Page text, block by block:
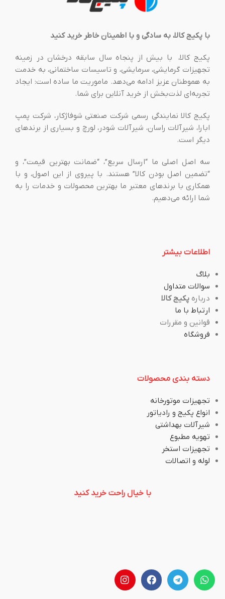
با پکیج کالا، به سادگی و با اطمینان خاطر خرید کنید
پکیج کالا، با بیش از پنجاه سال سابقه درخشان در زمینه
تجهیزات گرمایشی، سرمایشی، و تاسیسات ساختمانی، به خدمت
به هموطنان عزیز ادامه می‌دهد. ماموریت ما ساده است: ایجاد
تجربه‌ای لذت‌بخش از خرید آنلاین برای شما.
پکیج کالا نمایندگی رسمی شرکت صنعتی شوفاژکار، شرکت پمپ
ابارا، شیرآلات راسان، شیرآلات شودر، لورچ و بسیاری از برندهای
دیگر است.
سه اصل اصلی ما “ارسال سریع”، “ضمانت بهترین قیمت”، و
“تضمین اصل بودن کالا” هستند. با پیروی از این اصول، و با
همکاری با برندهای معتبر ما بهترین محصولات و خدمات را به
شما ارائه می‌دهیم.
اطلاعات بیشتر
بلاگ
سوالات متداول
درباره پکیج کالا
ارتباط با ما
قوانین و مقررات
فروشگاه
دسته بندی محصولات
تجهیزات موتورخانه
انواع پکیج و رادیاتور
شیرآلات بهداشتی
تهویه مطبوع
تجهیزات استخر
لوله و اتصالات
با خیال راحت خرید کنید